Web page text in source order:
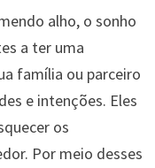
alho, o sonho
a ter uma
família ou parceiro
e intenções. Eles
os
Por meio desses